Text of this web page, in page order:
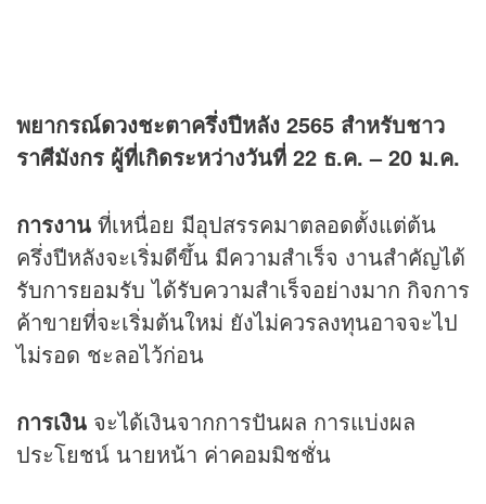
พยากรณ์ดวงชะตาครึ่งปีหลัง 2565 สำหรับชาว
ราศีมังกร ผู้ที่เกิดระหว่างวันที่ 22 ธ.ค. – 20 ม.ค.
การงาน ที่เหนื่อย มีอุปสรรคมาตลอดตั้งแต่ต้น
ครึ่งปีหลังจะเริ่มดีขึ้น มีความสำเร็จ งานสำคัญได้
รับการยอมรับ ได้รับความสำเร็จอย่างมาก กิจการ
ค้าขายที่จะเริ่มต้นใหม่ ยังไม่ควรลงทุนอาจจะไป
ไม่รอด ชะลอไว้ก่อน
การเงิน จะได้เงินจากการปันผล การแบ่งผล
ประโยชน์ นายหน้า ค่าคอมมิชชั่น